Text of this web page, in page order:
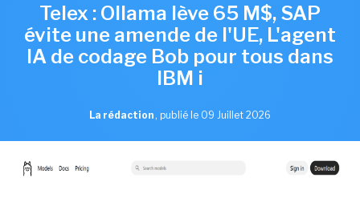
Telex : Ollama lève 65 M$, SAP
évite une amende de l'UE, L'agent
IA de codage Bob pour tous dans
IBM i
La rédaction , publié le 09 Juillet 2026